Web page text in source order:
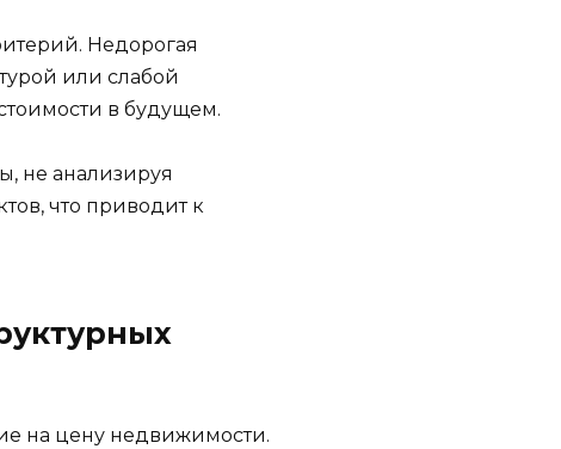
Недорогая
или слабой
в будущем.
не анализируя
что приводит к
на цену недвижимости.